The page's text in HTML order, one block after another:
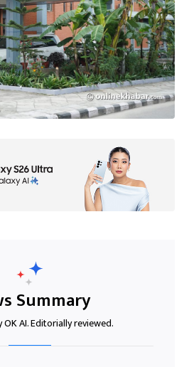
Summary
AI. Editorially reviewed.